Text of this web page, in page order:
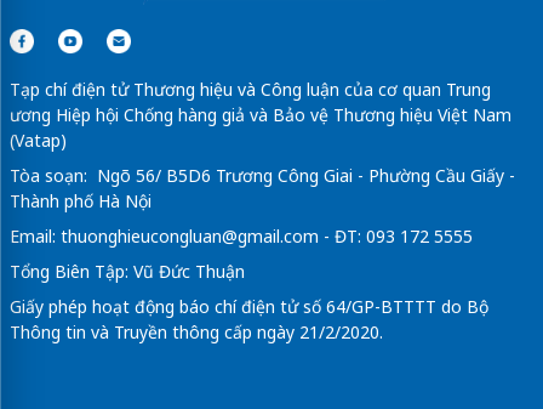
Tạp chí điện tử Thương hiệu và Công luận của cơ quan Trung
ương Hiệp hội Chống hàng giả và Bảo vệ Thương hiệu Việt Nam
(Vatap)
Tòa soạn: Ngõ 56/ B5D6 Trương Công Giai - Phường Cầu Giấy -
Thành phố Hà Nội
Email: thuonghieucongluan@gmail.com - ĐT: 093 172 5555
Tổng Biên Tập: Vũ Đức Thuận
Giấy phép hoạt động báo chí điện tử số 64/GP-BTTTT do Bộ
Thông tin và Truyền thông cấp ngày 21/2/2020.